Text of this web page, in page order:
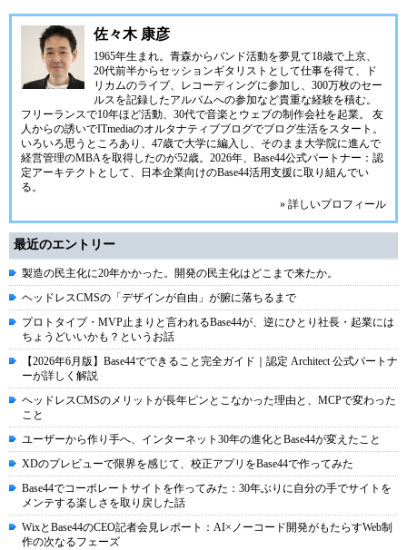
佐々木 康彦
1965年生まれ。青森からバンド活動を夢見て18歳で上京、
20代前半からセッションギタリストとして仕事を得て、ド
リカムのライブ、レコーディングに参加し、300万枚のセー
ルスを記録したアルバムへの参加など貴重な経験を積む。
フリーランスで10年ほど活動、30代で音楽とウェブの制作会社を起業。 友
人からの誘いでITmediaのオルタナティブブログでブログ生活をスタート。
いろいろ思うところあり、47歳で大学に編入し、そのまま大学院に進んで
経営管理のMBAを取得したのが52歳。2026年、Base44公式パートナー：認
定アーキテクトとして、日本企業向けのBase44活用支援に取り組んでい
る。
» 詳しいプロフィール
最近のエントリー
製造の民主化に20年かかった。開発の民主化はどこまで来たか。
ヘッドレスCMSの「デザインが自由」が腑に落ちるまで
プロトタイプ・MVP止まりと言われるBase44が、逆にひとり社長・起業には
ちょうどいいかも？というお話
【2026年6月版】Base44でできること完全ガイド｜認定 Architect 公式パートナ
ーが詳しく解説
ヘッドレスCMSのメリットが長年ピンとこなかった理由と、MCPで変わった
こと
ユーザーから作り手へ、インターネット30年の進化とBase44が変えたこと
XDのプレビューで限界を感じて、校正アプリをBase44で作ってみた
Base44でコーポレートサイトを作ってみた：30年ぶりに自分の手でサイトを
メンテする楽しさを取り戻した話
WixとBase44のCEO記者会見レポート：AI×ノーコード開発がもたらすWeb制
作の次なるフェーズ